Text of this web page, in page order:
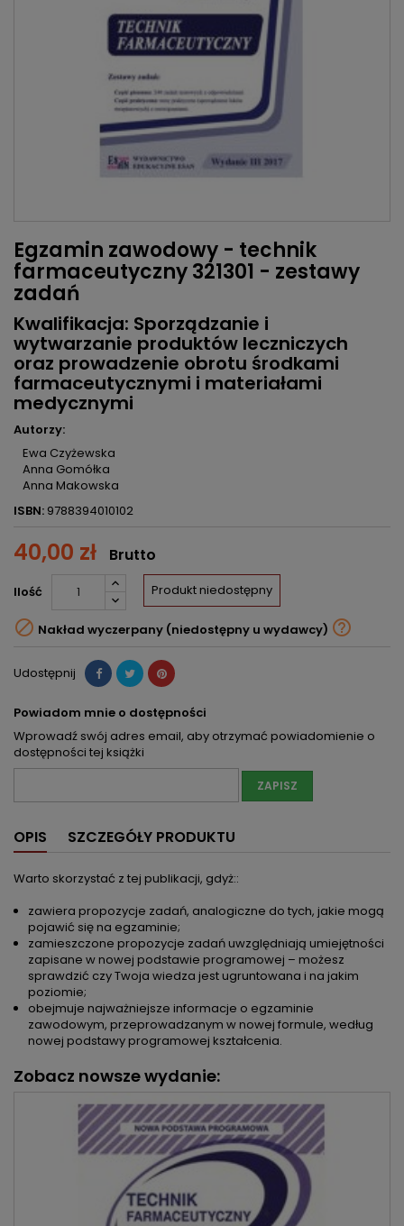
Egzamin zawodowy - technik
farmaceutyczny 321301 - zestawy
zadań
Kwalifikacja: Sporządzanie i
wytwarzanie produktów leczniczych
oraz prowadzenie obrotu środkami
farmaceutycznymi i materiałami
medycznymi
Autorzy:
Ewa Czyżewska
Anna Gomółka
Anna Makowska
ISBN: 9788394010102
40,00 zł Brutto
Ilość Produkt niedostępny
 Nakład wyczerpany (niedostępny u wydawcy) 
Udostępnij
Powiadom mnie o dostępności
Wprowadź swój adres email, aby otrzymać powiadomienie o
dostępności tej książki
ZAPISZ
OPIS SZCZEGÓŁY PRODUKTU
Warto skorzystać z tej publikacji, gdyż::
zawiera propozycje zadań, analogiczne do tych, jakie mogą
pojawić się na egzaminie;
zamieszczone propozycje zadań uwzględniają umiejętności
zapisane w nowej podstawie programowej – możesz
sprawdzić czy Twoja wiedza jest ugruntowana i na jakim
poziomie;
obejmuje najważniejsze informacje o egzaminie
zawodowym, przeprowadzanym w nowej formule, według
nowej podstawy programowej kształcenia.
Zobacz nowsze wydanie: